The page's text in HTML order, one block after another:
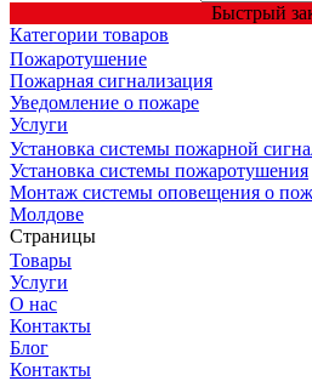
Быстрый
Категории товаров
Пожаротушение
Пожарная сигнализация
Уведомление о пожаре
Услуги
Установка системы пожарной
Установка системы пожаротушения
Монтаж системы оповещения о
Молдове
Страницы
Товары
Услуги
О нас
Контакты
Блог
Контакты